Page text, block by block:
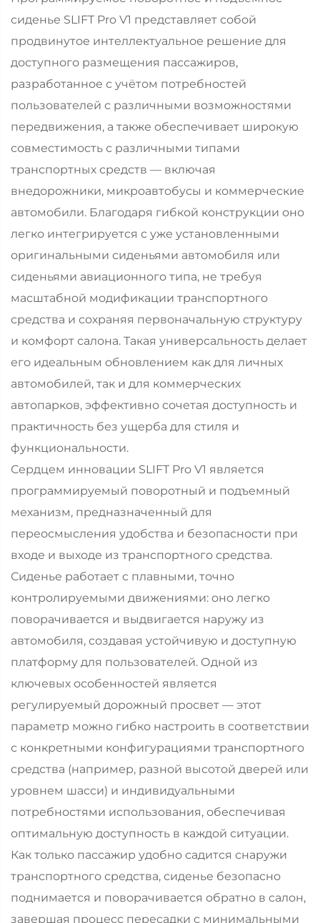
сиденье SLIFT Pro V1 представляет собой
продвинутое интеллектуальное решение для
доступного размещения пассажиров,
разработанное с учётом потребностей
пользователей с различными возможностями
передвижения, а также обеспечивает широкую
совместимость с различными типами
транспортных средств — включая
внедорожники, микроавтобусы и коммерческие
автомобили. Благодаря гибкой конструкции оно
легко интегрируется с уже установленными
оригинальными сиденьями автомобиля или
сиденьями авиационного типа, не требуя
масштабной модификации транспортного
средства и сохраняя первоначальную структуру
и комфорт салона. Такая универсальность делает
его идеальным обновлением как для личных
автомобилей, так и для коммерческих
автопарков, эффективно сочетая доступность и
практичность без ущерба для стиля и
функциональности.
Сердцем инновации SLIFT Pro V1 является
программируемый поворотный и подъемный
механизм, предназначенный для
переосмысления удобства и безопасности при
входе и выходе из транспортного средства.
Сиденье работает с плавными, точно
контролируемыми движениями: оно легко
поворачивается и выдвигается наружу из
автомобиля, создавая устойчивую и доступную
платформу для пользователей. Одной из
ключевых особенностей является
регулируемый дорожный просвет — этот
параметр можно гибко настроить в соответствии
с конкретными конфигурациями транспортного
средства (например, разной высотой дверей или
уровнем шасси) и индивидуальными
потребностями использования, обеспечивая
оптимальную доступность в каждой ситуации.
Как только пассажир удобно садится снаружи
транспортного средства, сиденье безопасно
поднимается и поворачивается обратно в салон,
завершая процесс пересадки с минимальными